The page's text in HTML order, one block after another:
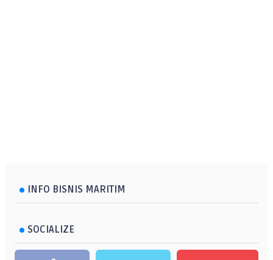
INFO BISNIS MARITIM
SOCIALIZE